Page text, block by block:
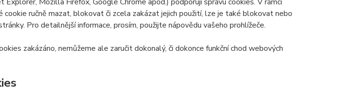
ručně mazat, blokovat či zcela zakázat jejich použití, lze je také blokovat nebo
Pro detailnější informace, prosím, použijte nápovědu vašeho prohlížeče.
zakázáno, nemůžeme ale zaručit dokonalý, či dokonce funkční chod webových